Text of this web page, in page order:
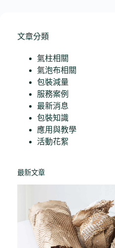
文章分類
氣柱相關
氣泡布相關
包裝減量
服務案例
最新消息
包裝知識
應用與教學
活動花絮
最新文章